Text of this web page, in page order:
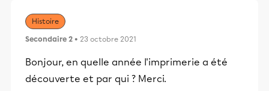
Histoire
Secondaire 2 • 23 octobre 2021
Bonjour, en quelle année l'imprimerie a été
découverte et par qui ? Merci.